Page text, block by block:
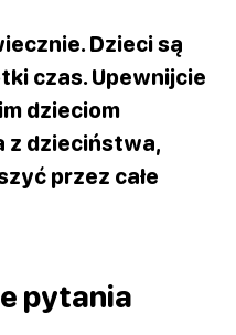
Dzieci są
czas. Upewnijcie
dzieciom
z dzieciństwa,
przez całe
pytania